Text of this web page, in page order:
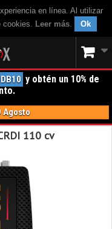
en línea. Al utilizar
cookies. Leer más. Ok
DB10 y obtén un 10% de
Agosto
110 cv